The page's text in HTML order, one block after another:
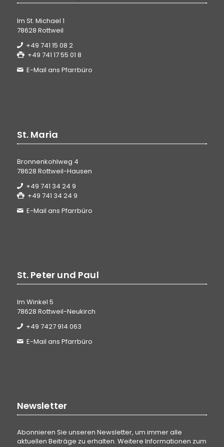
Im St. Michael 1
78628 Rottweil
+49 741 15 08 2
+49 741 17 55 01 8
E-Mail ans Pfarrbüro
St. Maria
Bronnenkohlweg 4
78628 Rottweil-Hausen
+49 741 34 24 9
+49 741 34 24 9
E-Mail ans Pfarrbüro
St. Peter und Paul
Im Winkel 5
78628 Rottweil-Neukirch
+49 7427 914 063
E-Mail ans Pfarrbüro
Newsletter
Abonnieren Sie unseren Newsletter, um immer alle
aktuellen Beiträge zu erhalten. Weitere Informationen zum